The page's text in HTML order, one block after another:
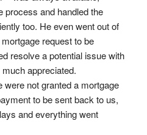
process and handled the
too. He even went out of
request to be
resolve a potential issue with
appreciated.
were not granted a mortgage
to be sent back to us,
and everything went